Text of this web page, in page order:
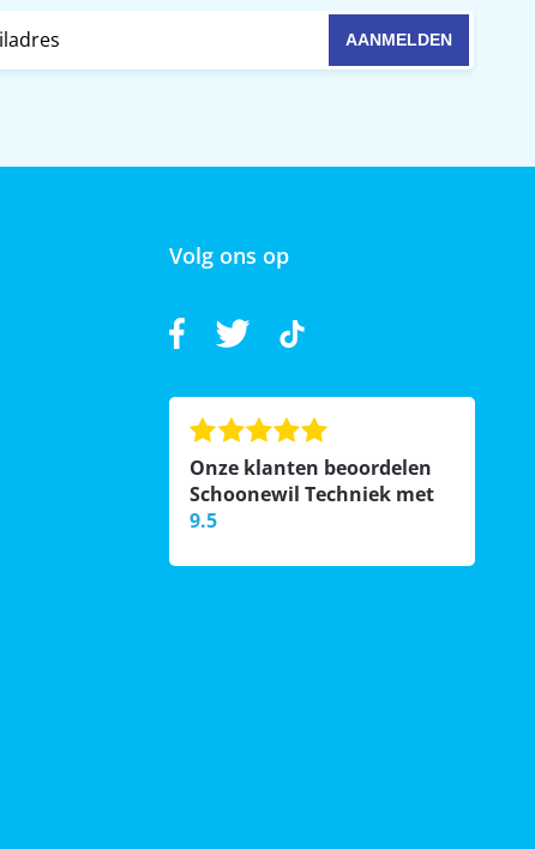
Volg ons op
Onze klanten beoordelen
Schoonewil Techniek met
9.5